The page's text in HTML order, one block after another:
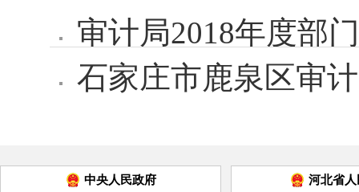
审计局2018年度部
石家庄市鹿泉区审